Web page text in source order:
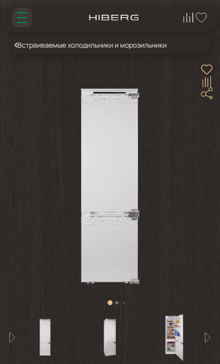
Встраиваемые холодильники и морозильники